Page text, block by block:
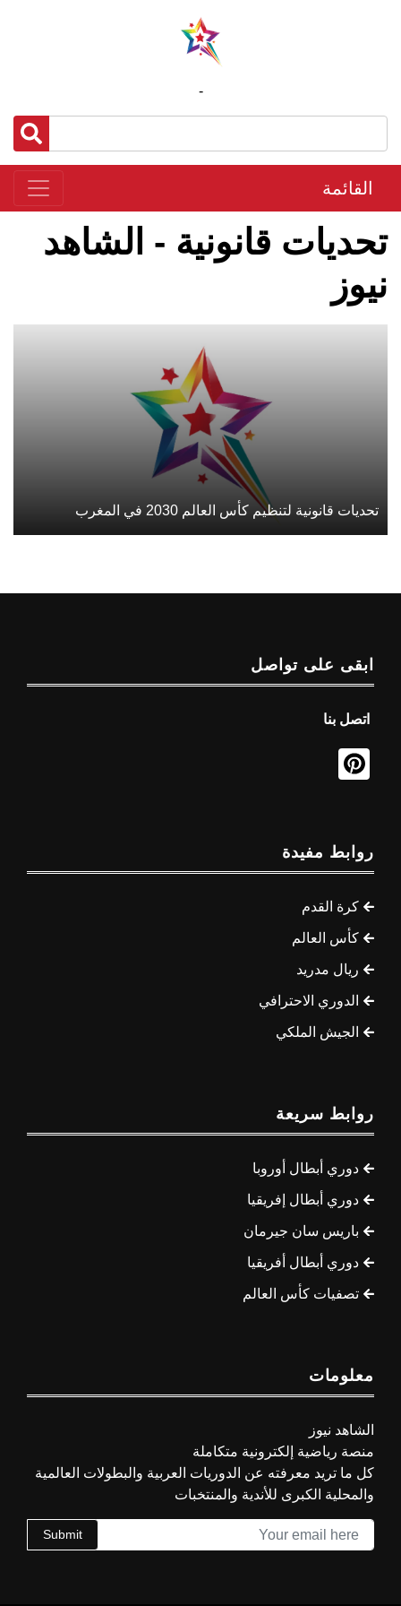
-
القائمة
تحديات قانونية - الشاهد
نيوز
تحديات قانونية لتنظيم كأس العالم 2030 في المغرب
ابقى على تواصل
اتصل بنا
روابط مفيدة
كرة القدم
كأس العالم
ريال مدريد
الدوري الاحترافي
الجيش الملكي
روابط سريعة
دوري أبطال أوروبا
دوري أبطال إفريقيا
باريس سان جيرمان
دوري أبطال أفريقيا
تصفيات كأس العالم
معلومات
الشاهد نيوز
منصة رياضية إلكترونية متكاملة
كل ما تريد معرفته عن الدوريات العربية والبطولات العالمية
والمحلية الكبرى للأندية والمنتخبات
Submit